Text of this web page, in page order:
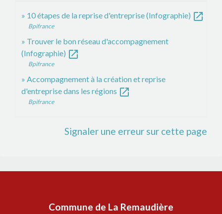
10 étapes de la reprise d'entreprise (Infographie) open_in_new
Bpifrance
Trouver le bon réseau d'accompagnement
(Infographie) open_in_new
Bpifrance
Accompagnement à la création et reprise
d'entreprise dans les régions open_in_new
Bpifrance
Signaler une erreur sur cette page
Commune de La Remaudière